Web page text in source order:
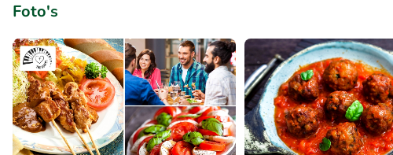
Foto's